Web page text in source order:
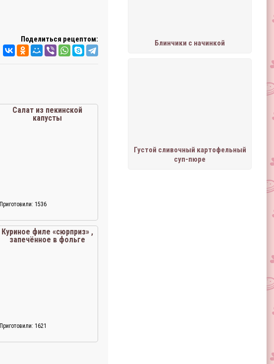
Блинчики с начинкой
Густой сливочный картофельный
суп-пюре
Поделиться рецептом:
Салат из пекинской
капусты
Приготовили: 1536
Куриное филе «сюрприз» ,
запечённое в фольге
Приготовили: 1621